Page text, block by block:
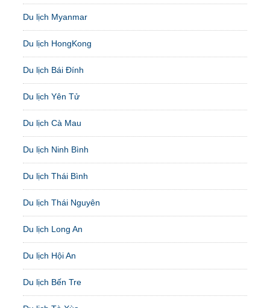
Du lịch Myanmar
Du lịch HongKong
Du lịch Bái Đính
Du lịch Yên Tử
Du lịch Cà Mau
Du lịch Ninh Bình
Du lịch Thái Bình
Du lịch Thái Nguyên
Du lịch Long An
Du lịch Hội An
Du lịch Bến Tre